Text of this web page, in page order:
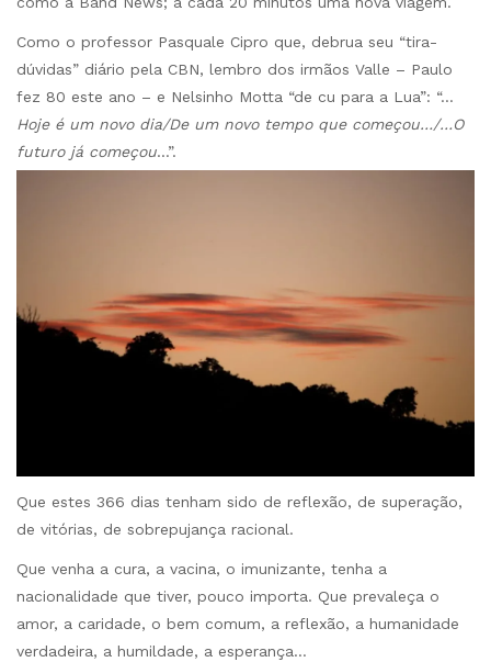
Como o professor Pasquale Cipro que, debrua seu “tira-
dúvidas” diário pela CBN, lembro dos irmãos Valle – Paulo
fez 80 este ano – e Nelsinho Motta “de cu para a Lua”: “…
Hoje é um novo dia/De um novo tempo que começou…/…O
futuro já começou…”.
Que estes 366 dias tenham sido de reflexão, de superação,
de vitórias, de sobrepujança racional.
Que venha a cura, a vacina, o imunizante, tenha a
nacionalidade que tiver, pouco importa. Que prevaleça o
amor, a caridade, o bem comum, a reflexão, a humanidade
verdadeira, a humildade, a esperança…